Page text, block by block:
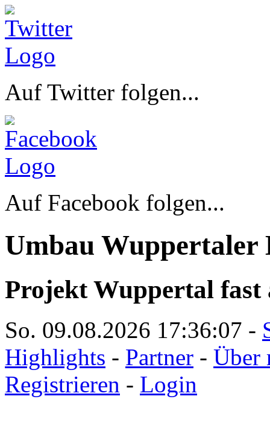
Auf Twitter folgen...
Auf Facebook folgen...
Umbau Wuppertaler
Projekt Wuppertal fast
So. 09.08.2026 17:36:07 -
Highlights - Partner - Über
Registrieren - Login